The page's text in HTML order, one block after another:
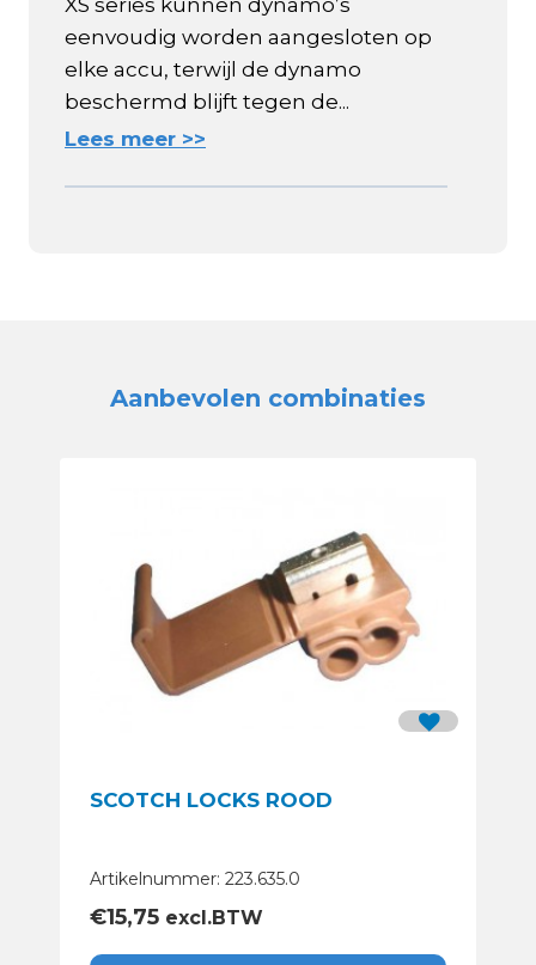
XS series kunnen dynamo’s
eenvoudig worden aangesloten op
elke accu, terwijl de dynamo
beschermd blijft tegen de...
Lees meer >>
Aanbevolen combinaties
SCOTCH LOCKS ROOD
Artikelnummer: 223.635.0
€15,75 excl.BTW